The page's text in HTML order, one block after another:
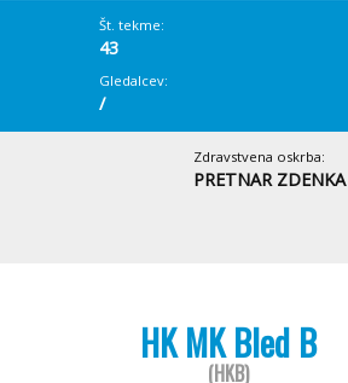
Št. tekme:
43
Gledalcev:
/
Zdravstvena oskrba:
PRETNAR ZDENKA
HK MK Bled B
(HKB)